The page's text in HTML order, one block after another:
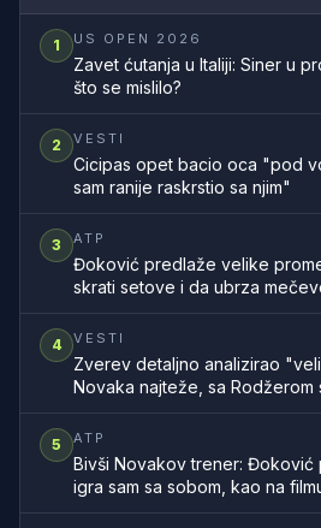
1 US OPEN 2026
Zavet ćutanja u Italiji: Siner u
što se mislilo?
2 VESTI
Cicipas opet bacio oca "pod
sam ranije raskrstio sa njim"
3 ATP
Đoković predlaže velike
skrati setove i da ubrza
4 VESTI
Zverev detaljno analizirao
Novaka najteže, sa Rodžerom
5 ATP
Bivši Novakov trener: Đoković
igra sam sa sobom, kao na